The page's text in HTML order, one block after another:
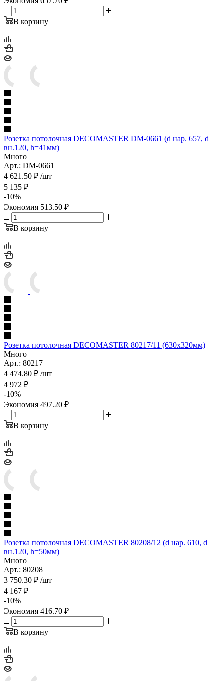
В корзину
Розетка потолочная DECOMASTER DM-0661 (d нар. 657, d
вн.120, h=41мм)
Много
Арт.: DM-0661
4 621.50 ₽ /шт
5 135 ₽
-10%
Экономия 513.50 ₽
В корзину
Розетка потолочная DECOMASTER 80217/11 (630x320мм)
Много
Арт.: 80217
4 474.80 ₽ /шт
4 972 ₽
-10%
Экономия 497.20 ₽
В корзину
Розетка потолочная DECOMASTER 80208/12 (d нар. 610, d
вн.120, h=50мм)
Много
Арт.: 80208
3 750.30 ₽ /шт
4 167 ₽
-10%
Экономия 416.70 ₽
В корзину